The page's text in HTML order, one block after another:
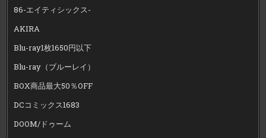
86-エイティシックス-
AKIRA
Blu-ray1枚1650円以下
Blu-ray（ブルーレイ）
BOX商品最大50％OFF
DCコミックス1683
DOOM/ドゥーム